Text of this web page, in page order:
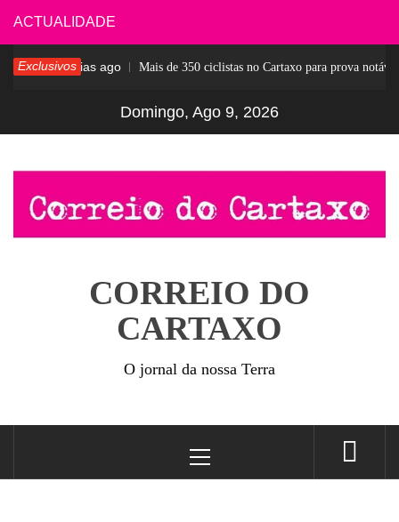
Skip
to
content
ACTUALIDADE
Exclusivos7 dias ago Mais de 350 ciclistas no Cartaxo para prova notável
Domingo, Ago 9, 2026
CORREIO DO
CARTAXO
O jornal da nossa Terra
Menu